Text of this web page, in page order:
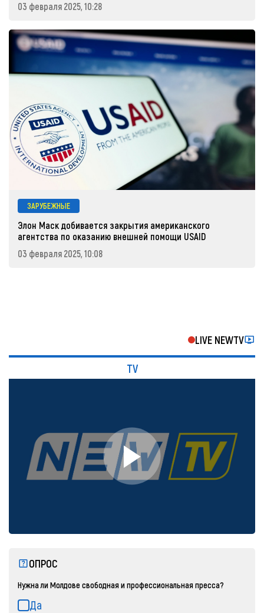
03 февраля 2025, 10:28
ЗАРУБЕЖНЫЕ
Элон Маск добивается закрытия американского
агентства по оказанию внешней помощи USAID
03 февраля 2025, 10:08
LIVE NEWTV
TV
ОПРОС
Нужна ли Молдове свободная и профессиональная пресса?
Да